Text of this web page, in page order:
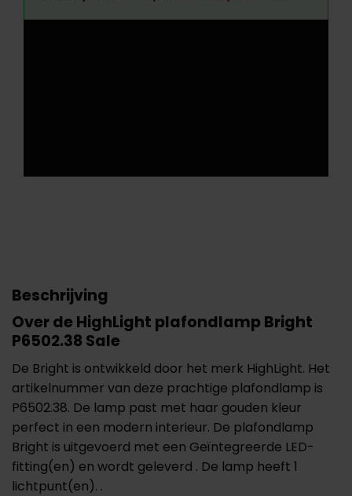
Beschrijving
Over de HighLight plafondlamp Bright
P6502.38 Sale
De Bright is ontwikkeld door het merk HighLight. Het
artikelnummer van deze prachtige plafondlamp is
P6502.38. De lamp past met haar gouden kleur
perfect in een modern interieur. De plafondlamp
Bright is uitgevoerd met een Geïntegreerde LED-
fitting(en) en wordt geleverd . De lamp heeft 1
lichtpunt(en). .